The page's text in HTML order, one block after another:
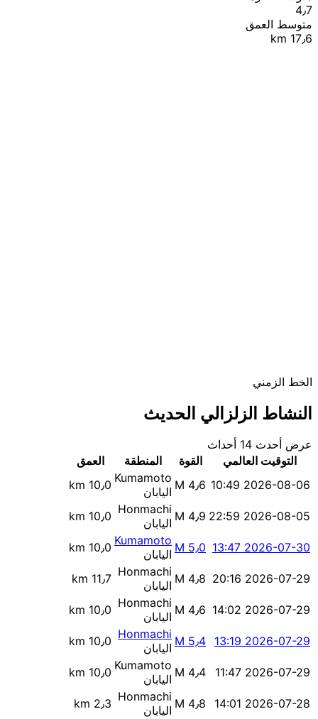
4٫7
متوسط العمق
17٫6 km
Leaflet
© OpenStreetMap contributors
الخط الزمني
النشاط الزلزالي الحديث
عرض أحدث 14 أحداث
التوقيت العالمي
القوة المنطقة
العمق
2026-08-06 10:49
M 4٫6 Kumamoto
اليابان
10٫0 km
2026-08-05 22:59 M 4٫9 Honmachi
اليابان
10٫0 km
2026-07-30 13:47 M 5٫0 Kumamoto
اليابان
10٫0 km
2026-07-29 20:16 M 4٫8 Honmachi
اليابان
11٫7 km
2026-07-29 14:02 M 4٫6 Honmachi
اليابان
10٫0 km
2026-07-29 13:19 M 5٫4 Honmachi
اليابان
10٫0 km
2026-07-29 11:47 M 4٫4 Kumamoto
اليابان
10٫0 km
2026-07-28 14:01 M 4٫8 Honmachi
اليابان
2٫3 km